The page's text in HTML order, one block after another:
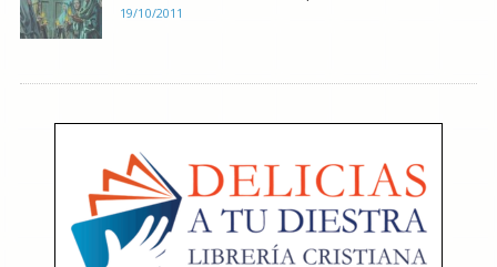
19/10/2011